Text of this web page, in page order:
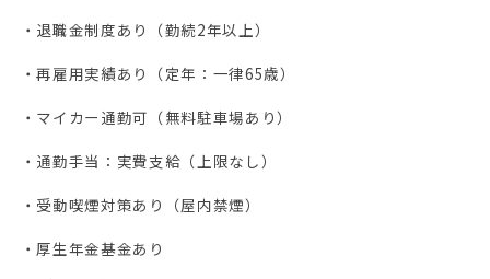
・退職金制度あり（勤続2年以上）
・再雇用実績あり（定年：一律65歳）
・マイカー通勤可（無料駐車場あり）
・通勤手当：実費支給（上限なし）
・受動喫煙対策あり（屋内禁煙）
・厚生年金基金あり